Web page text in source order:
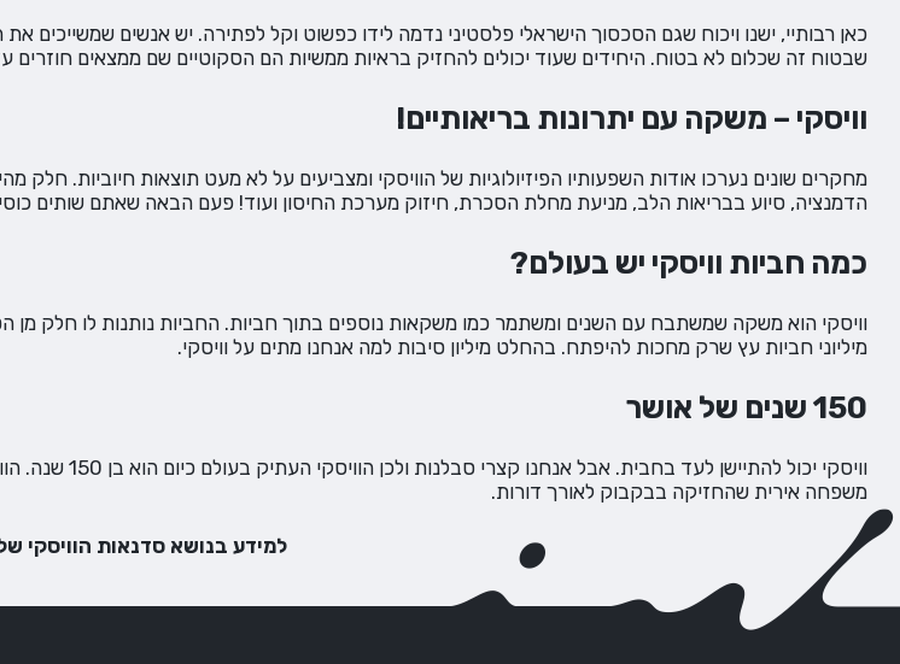
כאן רבותיי, ישנו ויכוח שגם הסכסוך הישראלי פלסטיני נדמה לידו כפשוט וקל לפתירה. יש אנשים שמשייכים
שבטוח זה שכלום לא בטוח. היחידים שעוד יכולים להחזיק בראיות ממשיות הם הסקוטיים שם ממצאים
וויסקי – משקה עם יתרונות בריאותיים!
מחקרים שונים נערכו אודות השפעותיו הפיזיולוגיות של הוויסקי ומצביעים על לא מעט תוצאות חיוביות.
הדמנציה, סיוע בבריאות הלב, מניעת מחלת הסכרת, חיזוק מערכת החיסון ועוד! פעם הבאה שאתם שותים
כמה חביות וויסקי יש בעולם?
וויסקי הוא משקה שמשתבח עם השנים ומשתמר כמו משקאות נוספים בתוך חביות. החביות נותנות לו חלק מן
מיליוני חביות עץ שרק מחכות להיפתח. בהחלט מיליון סיבות למה אנחנו מתים על וויסקי.
150 שנים של אושר
וויסקי יכול
משפחה אירית שהחזיקה בבקבוק לאורך דורות.
למידע בנושא סדנאות הוויסקי